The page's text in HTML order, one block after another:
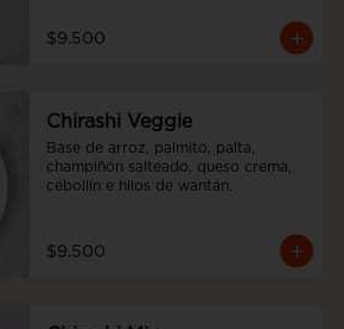
$9.500
Chirashi Veggie
Base de arroz, palmito, palta,
champiñón salteado, queso crema,
cebollín e hilos de wantán.
$9.500